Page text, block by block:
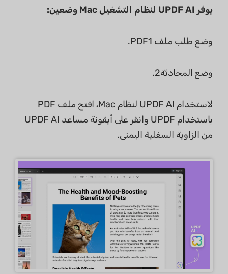
يوفر UPDF AI لنظام التشغيل Mac وضعين:
وضع طلب ملف PDF1.
وضع المحادثة2.
لاستخدام UPDF AI لنظام Mac، افتح ملف PDF
باستخدام UPDF وانقر على أيقونة مساعد UPDF AI
من الزاوية السفلية اليمنى.